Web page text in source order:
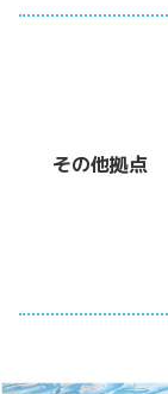
その他拠点